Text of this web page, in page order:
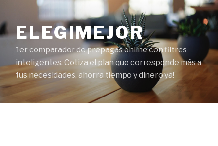
contenido
ELEGIMEJOR
1er comparador de prepagas online con filtros
inteligentes. Cotiza el plan que corresponde más a
tus necesidades, ahorra tiempo y dinero ya!